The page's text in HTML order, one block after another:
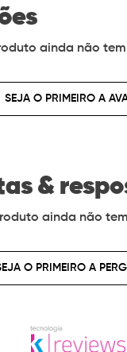
ainda não
SEJA O PRIMEIRO A
&
ainda não
O PRIMEIRO A